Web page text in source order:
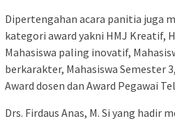
Dipertengahan acara panitia juga
kategori award yakni HMJ Kreatif,
Mahasiswa paling inovatif,
berkarakter, Mahasiswa Semester
Award dosen dan Award Pegawai
Drs. Firdaus Anas, M. Si yang hadir